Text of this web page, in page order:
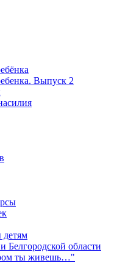
Выпуск 2
детям
Белгородской области
ты живешь…"